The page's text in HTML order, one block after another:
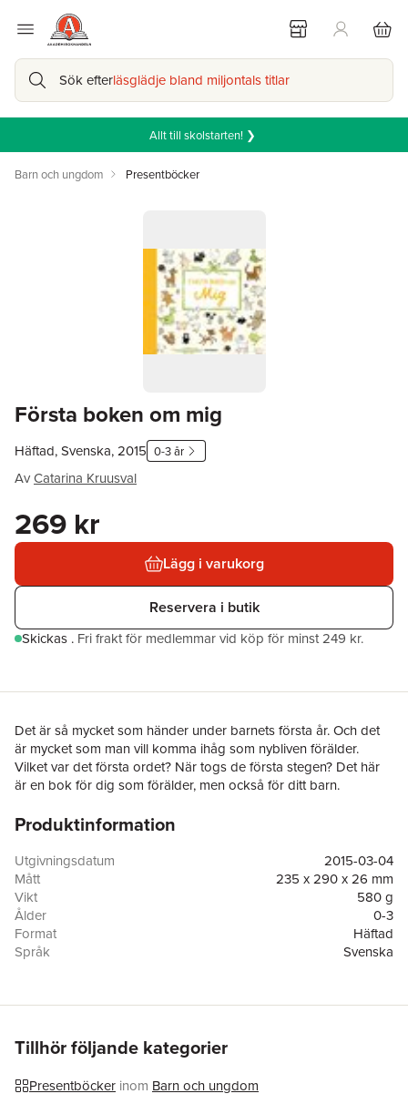
Sök efterläsglädje bland miljontals titlar
Allt till skolstarten! ❯
Barn och ungdom Presentböcker
Första boken om mig
Häftad, Svenska, 2015 0-3 år
AvCatarina Kruusval
269 kr
Lägg i varukorg
Reservera i butik
Skickas . Fri frakt för medlemmar vid köp för minst 249 kr.
Det är så mycket som händer under barnets första år. Och det
är mycket som man vill komma ihåg som nybliven förälder.
Vilket var det första ordet? När togs de första stegen? Det här
är en bok för dig som förälder, men också för ditt barn.
Längre fram i livet kommer ni att kunna bläddra i boken
känsla, med praktisk spiralrygg och gott om plats för
anteckningar och foton.
Produktinformation
Utgivningsdatum
2015-03-04
Mått
235 x 290 x 26 mm
Vikt
580 g
Ålder
0-3
Format
Häftad
Språk
Svenska
Upplaga
2
Illustratör
Miljömärkning
Tillhör följande kategorier
Presentböcker inom Barn och ungdom